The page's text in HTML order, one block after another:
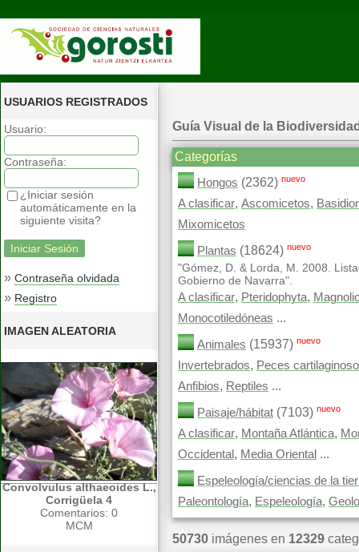
USUARIOS REGISTRADOS
Usuario:
Contraseña:
¿Iniciar sesión
automáticamente en la
siguiente visita?
» Contraseña olvidada
» Registro
IMAGEN ALEATORIA
Convolvulus althaeoides L.,
Corrigüela 4
Comentarios: 0
MCM
Guía Visual de la
Categorías
Hongos (2362) nuevo
A clasificar, Ascomicetos,
Mixomicetos
Plantas (18624) nuevo
"Gómez, D. & Lorda, M. 2008.
Gobierno de Navarra".
A clasificar, Pteridophyta,
Monocotiledóneas ...
Animales (15937) nuevo
Invertebrados, Peces
Anfibios, Reptiles ...
Paisaje/hábitat (7103) nuevo
A clasificar, Montaña Atlántica,
Occidental , Media Oriental ...
Espeleología/ciencias de la
Paleontología, Espeleología,
50730 imágenes en 12329